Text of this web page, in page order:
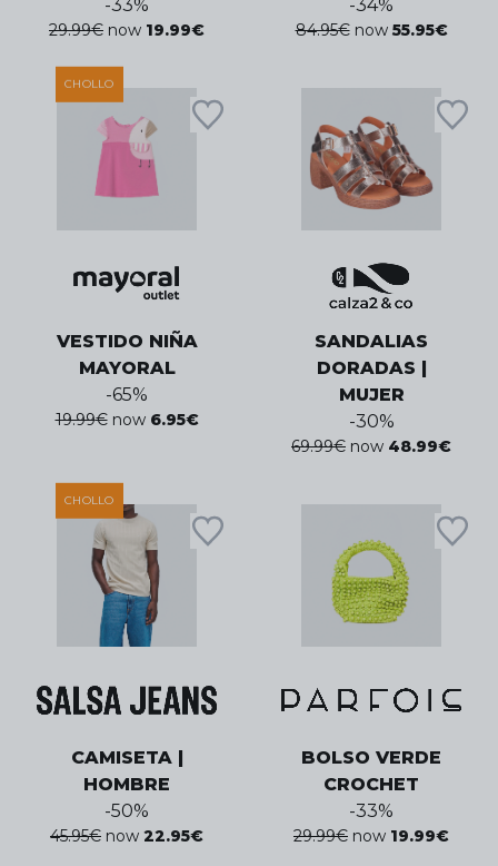
-33%
29.99€ now 19.99€
-34%
84.95€ now 55.95€
CHOLLO
VESTIDO NIÑA
MAYORAL
-65%
19.99€ now 6.95€
SANDALIAS
DORADAS |
MUJER
-30%
69.99€ now 48.99€
CHOLLO
CAMISETA |
HOMBRE
-50%
45.95€ now 22.95€
BOLSO VERDE
CROCHET
-33%
29.99€ now 19.99€